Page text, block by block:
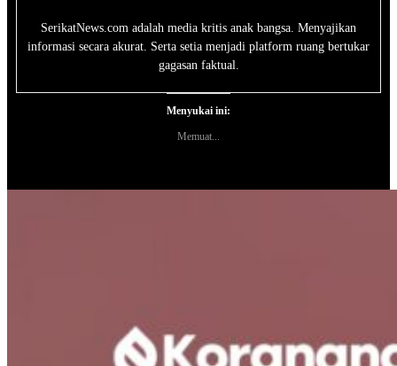
SerikatNews.com adalah media kritis anak bangsa. Menyajikan
informasi secara akurat. Serta setia menjadi platform ruang bertukar
gagasan faktual.
Menyukai ini:
Memuat...